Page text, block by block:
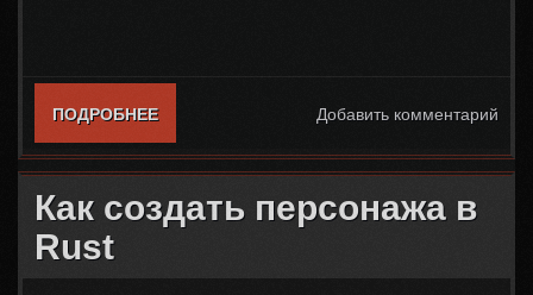
ПОДРОБНЕЕО КАК СОЗДАТЬ ОДИНОЧНУЮ ИГРУ В
RUST
Добавить комментарий
Как создать персонажа в
Rust